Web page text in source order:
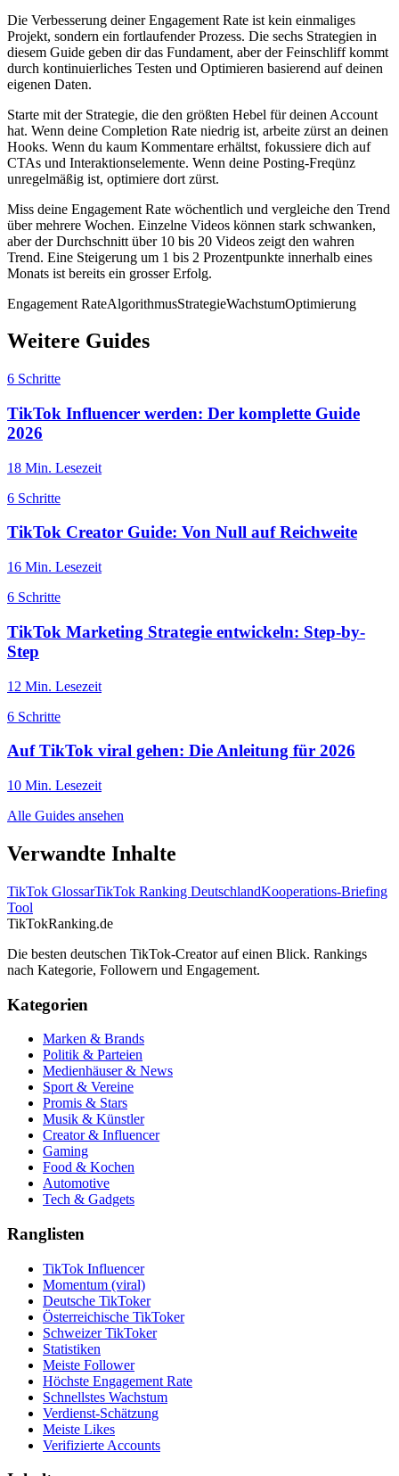
Die Verbesserung deiner Engagement Rate ist kein einmaliges
Projekt, sondern ein fortlaufender Prozess. Die sechs Strategien in
diesem Guide geben dir das Fundament, aber der Feinschliff kommt
durch kontinuierliches Testen und Optimieren basierend auf deinen
eigenen Daten.
Starte mit der Strategie, die den größten Hebel für deinen Account
hat. Wenn deine Completion Rate niedrig ist, arbeite zürst an deinen
Hooks. Wenn du kaum Kommentare erhältst, fokussiere dich auf
CTAs und Interaktionselemente. Wenn deine Posting-Freqünz
unregelmäßig ist, optimiere dort zürst.
Miss deine Engagement Rate wöchentlich und vergleiche den Trend
über mehrere Wochen. Einzelne Videos können stark schwanken,
aber der Durchschnitt über 10 bis 20 Videos zeigt den wahren
Trend. Eine Steigerung um 1 bis 2 Prozentpunkte innerhalb eines
Monats ist bereits ein grosser Erfolg.
Engagement RateAlgorithmusStrategieWachstumOptimierung
Weitere Guides
6 Schritte
TikTok Influencer werden: Der komplette Guide
2026
18 Min. Lesezeit
6 Schritte
TikTok Creator Guide: Von Null auf Reichweite
16 Min. Lesezeit
6 Schritte
TikTok Marketing Strategie entwickeln: Step-by-
Step
12 Min. Lesezeit
6 Schritte
Auf TikTok viral gehen: Die Anleitung für 2026
10 Min. Lesezeit
Alle Guides ansehen
Verwandte Inhalte
TikTok GlossarTikTok Ranking DeutschlandKooperations-Briefing
Tool
TikTokRanking.de
Die besten deutschen TikTok-Creator auf einen Blick. Rankings
nach Kategorie, Followern und Engagement.
Kategorien
Marken & Brands
Politik & Parteien
Medienhäuser & News
Sport & Vereine
Promis & Stars
Musik & Künstler
Creator & Influencer
Gaming
Food & Kochen
Automotive
Tech & Gadgets
Ranglisten
TikTok Influencer
Momentum (viral)
Deutsche TikToker
Österreichische TikToker
Schweizer TikToker
Statistiken
Meiste Follower
Höchste Engagement Rate
Schnellstes Wachstum
Verdienst-Schätzung
Meiste Likes
Verifizierte Accounts